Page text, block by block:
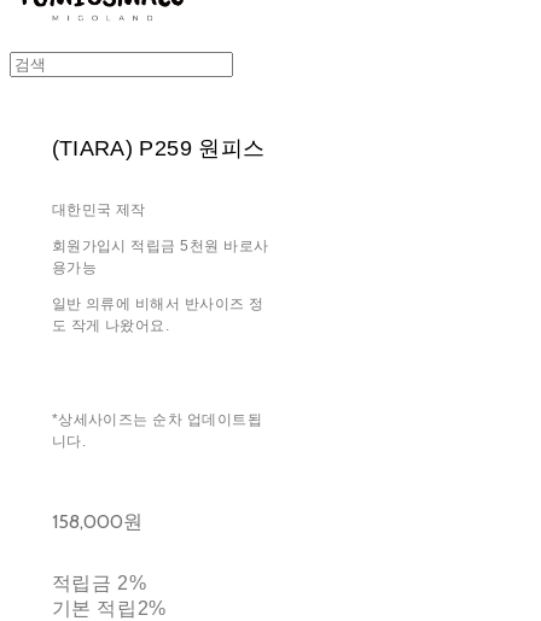
(TIARA) P259 원피스
대한민국 제작
회원가입시 적립금 5천원 바로사
용가능
일반 의류에 비해서 반사이즈 정
도 작게 나왔어요.
*상세사이즈는 순차 업데이트됩
니다.
158,000원
적립금 2%
기본 적립 2%